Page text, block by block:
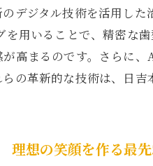
のためのフォローアップ体
成功に導くための心構え
がもたらす新しい笑顔の
矯正技術が切り開く笑顔の
と笑顔の相乗効果
デジタル技術を活用し
用いることで、精密な
高まるのです。さらに
の革新的な技術は、日
理想の笑顔を作る最